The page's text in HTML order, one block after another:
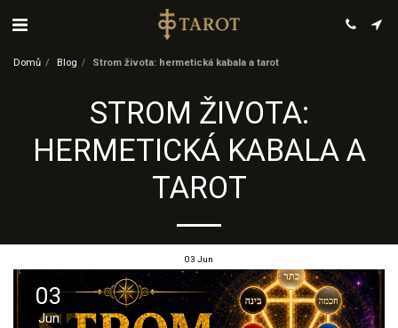
Domů Blog Strom života: hermetická kabala a tarot
STROM ŽIVOTA:
HERMETICKÁ KABALA A
TAROT
03 Jun
03
Jun